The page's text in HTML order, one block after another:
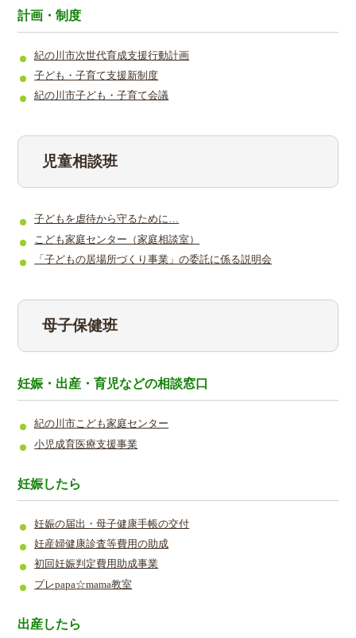
計画・制度
紀の川市次世代育成支援行動計画
子ども・子育て支援新制度
紀の川市子ども・子育て会議
児童相談班
子どもを虐待から守るために…
こども家庭センター（家庭相談室）
「子どもの居場所づくり事業」の委託に係る説明会
母子保健班
妊娠・出産・育児などの相談窓口
紀の川市こども家庭センター
小児成育医療支援事業
妊娠したら
妊娠の届出・母子健康手帳の交付
妊産婦健康診査等費用の助成
初回妊娠判定費用助成事業
プレpapa☆mama教室
出産したら